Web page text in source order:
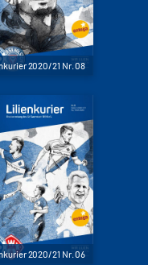
2020/21 Nr. 08
2020/21 Nr. 06